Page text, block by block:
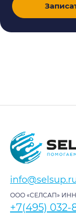
ООО «СЕЛСАП» ИНН
+7(495) 032-